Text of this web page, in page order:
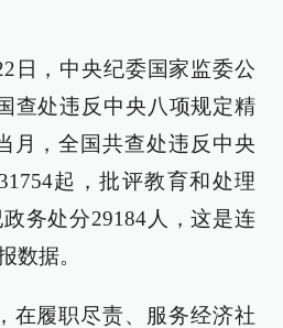
日，中央纪委国家监委公
查处违反中央八项规定精
月，全国共查处违反中央
起，批评教育和处理
务处分29184人，这是连
数据。
在履职尽责、服务经济社